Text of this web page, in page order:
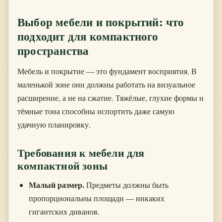
Выбор мебели и покрытий: что
подходит для компактного
пространства
Мебель и покрытие — это фундамент восприятия. В
маленькой зоне они должны работать на визуальное
расширение, а не на сжатие. Тяжёлые, глухие формы и
тёмные тона способны испортить даже самую
удачную планировку.
Требования к мебели для
компактной зоны
Малый размер.Предметы должны быть
пропорциональны площади — никаких
гигантских диванов.